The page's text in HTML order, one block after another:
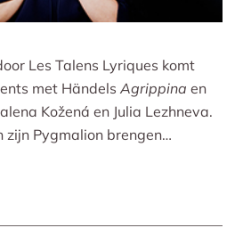
Les Talens Lyriques komt
met Händels Agrippina en
Kožená en Julia Lezhneva.
zijn Pygmalion brengen
Lucie Horsch spelen